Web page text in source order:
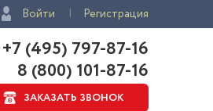
Войти Регистрация
+7 (495) 797-87-16
8 (800) 101-87-16
ЗАКАЗАТЬ ЗВОНОК